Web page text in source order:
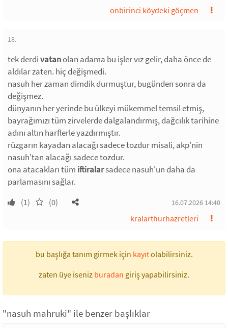
onbirinci köydeki göçmen
18.
tek derdivatanolan adama bu işler vız gelir, daha önce de
aldılar zaten. hiç değişmedi.
nasuh her zaman dimdik durmuştur, bugünden sonra da
değişmez.
dünyanın her yerinde bu ülkeyi mükemmel temsil etmiş,
bayrağımızı tüm zirvelerde dalgalandırmış, dağcılık tarihine
adını altın harflerle yazdırmıştır.
rüzgarın kayadan alacağı sadece tozdur misali, akp'nin
nasuh'tan alacağı sadece tozdur.
ona atacakları tüm iftiralarsadece nasuh'un daha da
parlamasını sağlar.
(1) (0) 16.07.2026 14:40
kralarthurhazretleri
bu başlığa tanım girmek için kayıtolabilirsiniz.
zaten üye iseniz buradan giriş yapabilirsiniz.
"nasuh mahruki" ile benzer başlıklar